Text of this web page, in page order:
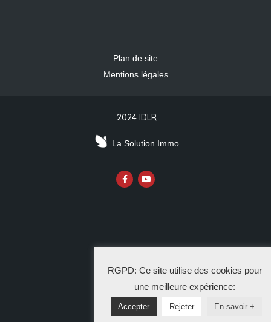
Plan de site
Mentions légales
2024 IDLR
La Solution Immo
RGPD: Ce site utilise des cookies pour
une meilleure expérience:
Accepter Rejeter En savoir +